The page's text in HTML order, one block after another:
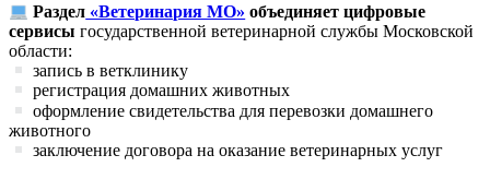
Раздел «Ветеринария МО» объединяет цифровые
сервисы государственной ветеринарной службы Московской
области:
запись в ветклинику
регистрация домашних животных
оформление свидетельства для перевозки домашнего
животного
заключение договора на оказание ветеринарных услуг